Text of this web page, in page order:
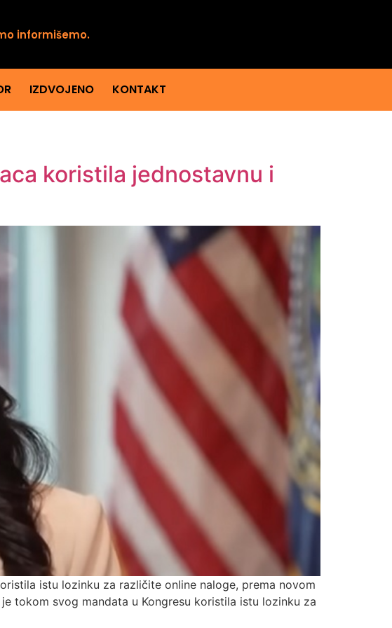
informišemo.
IZDVOJENO KONTAKT
koristila jednostavnu i
istu lozinku za različite online naloge, prema novom
tokom svog mandata u Kongresu koristila istu lozinku za